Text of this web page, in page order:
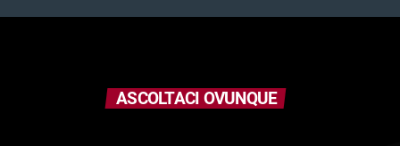
ASCOLTACI OVUNQUE